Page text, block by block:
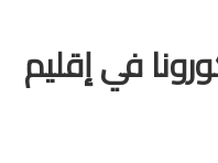
في إقليم